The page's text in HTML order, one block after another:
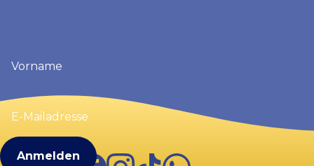
(erforderlich)
E-
Mailadresse
FacebookInstagram
TikTokWhatsApp